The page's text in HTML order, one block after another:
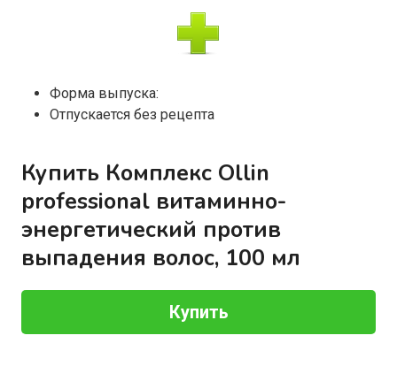
Форма выпуска:
Отпускается без рецепта
Купить Комплекс Ollin
professional витаминно-
энергетический против
выпадения волос, 100 мл
Купить